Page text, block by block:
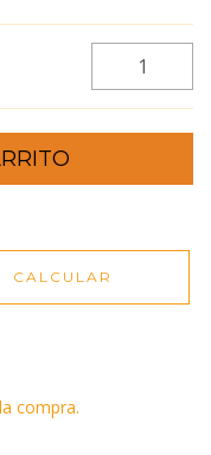
CALCULAR
compra.